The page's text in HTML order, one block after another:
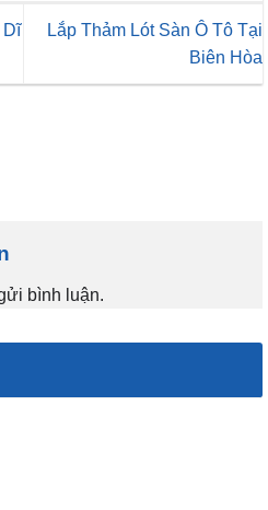
Dĩ
Lắp Thảm Lót Sàn Ô Tô Tại
Biên Hòa
bình luận.